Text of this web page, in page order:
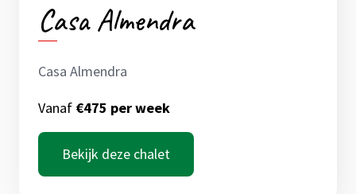
Casa Almendra
Casa Almendra
Vanaf €475 per week
Bekijk deze chalet